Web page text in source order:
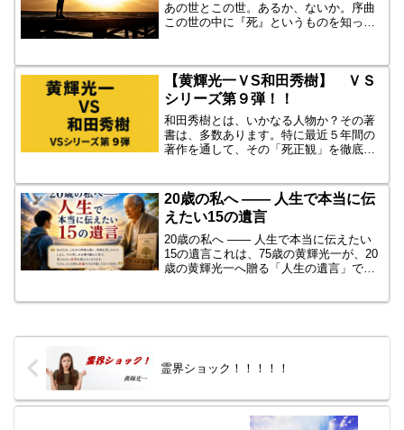
あの世とこの世。あるか、ないか。序曲
この世の中に『死』というものを知った
は死んでしまう』と、死んだらどうなる
んですかと、この質問さえ...
【黄輝光一ＶS和田秀樹】 ＶＳ
シリーズ第９弾！！
和田秀樹とは、いかなる人物か？その著
書は、多数あります。特に最近５年間の
著作を通して、その「死正観」を徹底検
後の生き方」とは。売れに売れまくって
いる現代の「カリスマ医師」...
20歳の私へ ―― 人生で本当に伝
えたい15の遺言
20歳の私へ ―― 人生で本当に伝えたい
15の遺言これは、75歳の黄輝光一が、20
歳の黄輝光一へ贈る「人生の遺言」で
霊界ショック！！！！！